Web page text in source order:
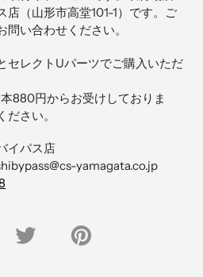
店（山形市高堂101-1）です。ご
い合わせください。
セレクトUパーツでご購入いただ
880円からお受けしておりま
さい。
イパス店
yamagata.co.jp
Twitter
Pinterest
に